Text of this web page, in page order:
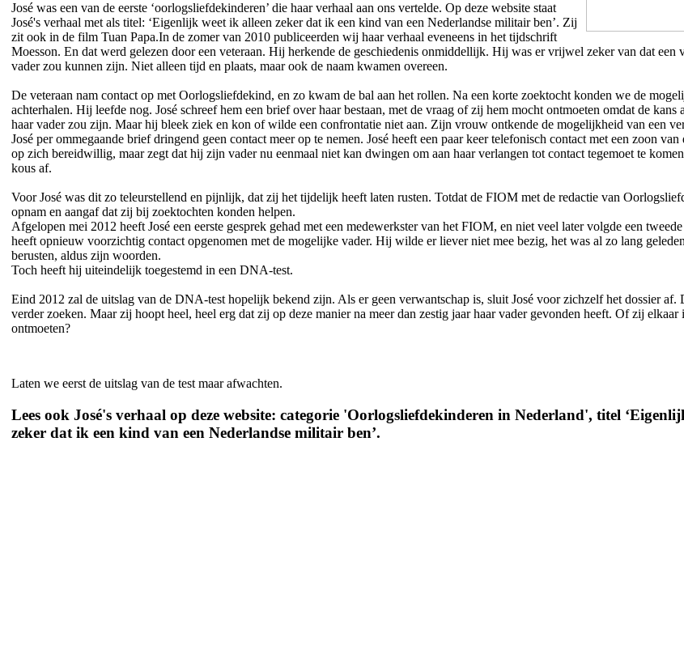
José was een van de eerste ‘oorlogsliefdekinderen’ die haar verhaal aan ons vertelde. Op deze website staat
José's verhaal met als titel: ‘Eigenlijk weet ik alleen zeker dat ik een kind van een Nederlandse militair ben’. Zij
zit ook in de film Tuan Papa.In de zomer van 2010 publiceerden wij haar verhaal eveneens in het tijdschrift
Moesson. En dat werd gelezen door een veteraan. Hij herkende de geschiedenis onmiddellijk. Hij was er vrijwel zeker van dat een
vader zou kunnen zijn. Niet alleen tijd en plaats, maar ook de naam kwamen overeen.
De veteraan nam contact op met Oorlogsliefdekind, en zo kwam de bal aan het rollen. Na een korte zoektocht konden we de
achterhalen. Hij leefde nog. José schreef hem een brief over haar bestaan, met de vraag of zij hem mocht ontmoeten omdat de kans
haar vader zou zijn. Maar hij bleek ziek en kon of wilde een confrontatie niet aan. Zijn vrouw ontkende de mogelijkheid van een
José per ommegaande brief dringend geen contact meer op te nemen. José heeft een paar keer telefonisch contact met een zoon
op zich bereidwillig, maar zegt dat hij zijn vader nu eenmaal niet kan dwingen om aan haar verlangen tot contact tegemoet te
kous af.
Voor José was dit zo teleurstellend en pijnlijk, dat zij het tijdelijk heeft laten rusten. Totdat de FIOM met de redactie van
opnam en aangaf dat zij bij zoektochten konden helpen.
Afgelopen mei 2012 heeft José een eerste gesprek gehad met een medewerkster van het FIOM, en niet veel later volgde een
heeft opnieuw voorzichtig contact opgenomen met de mogelijke vader. Hij wilde er liever niet mee bezig, het was al zo lang
berusten, aldus zijn woorden.
Toch heeft hij uiteindelijk toegestemd in een DNA-test.
Eind 2012 zal de uitslag van de DNA-test hopelijk bekend zijn. Als er geen verwantschap is, sluit José voor zichzelf het dossier af.
verder zoeken. Maar zij hoopt heel, heel erg dat zij op deze manier na meer dan zestig jaar haar vader gevonden heeft. Of zij elkaar
ontmoeten?
Laten we eerst de uitslag van de test maar afwachten.
Lees ook José's verhaal op deze website: categorie 'Oorlogsliefdekinderen in Nederland', titel
zeker dat ik een kind van een Nederlandse militair ben’.